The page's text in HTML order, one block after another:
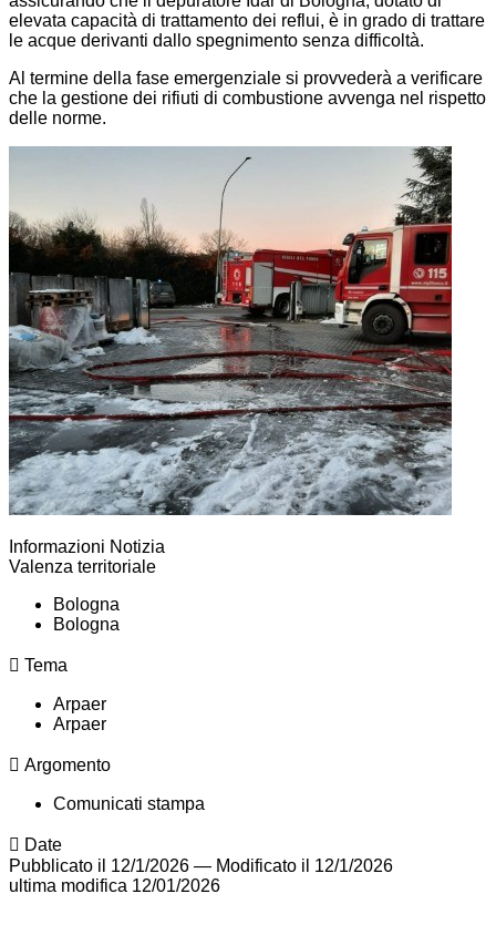
elevata capacità di trattamento dei reflui, è in grado di trattare
le acque derivanti dallo spegnimento senza difficoltà.
Al termine della fase emergenziale si provvederà a verificare
che la gestione dei rifiuti di combustione avvenga nel rispetto
delle norme.
Informazioni Notizia
Valenza territoriale
Bologna
Bologna
Tema
Arpaer
Arpaer
Argomento
Comunicati stampa
Date
Pubblicato il 12/1/2026 — Modificato il 12/1/2026
ultima modifica 12/01/2026